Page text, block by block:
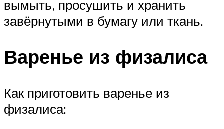
вымыть, просушить и хранить
завёрнутыми в бумагу или ткань.
Варенье из физалиса
Как приготовить варенье из
физалиса: